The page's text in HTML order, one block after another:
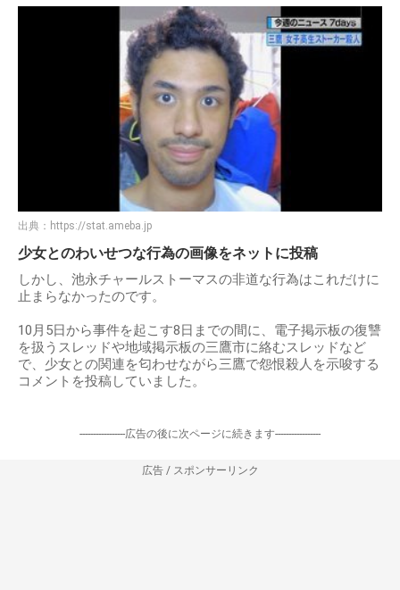
出典： https://stat.ameba.jp
少女とのわいせつな行為の画像をネットに投稿
しかし、池永チャールストーマスの非道な行為はこれだけに
止まらなかったのです。
10月5日から事件を起こす8日までの間に、電子掲示板の復讐
を扱うスレッドや地域掲示板の三鷹市に絡むスレッドなど
で、少女との関連を匂わせながら三鷹で怨恨殺人を示唆する
コメントを投稿していました。
-----------------広告の後に次ページに続きます-----------------
広告 / スポンサーリンク